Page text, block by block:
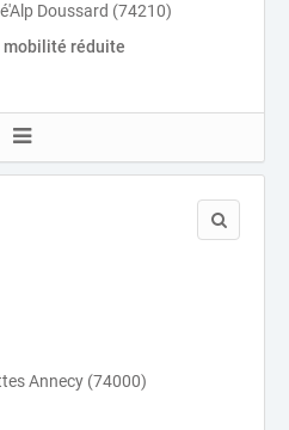
Doussard (74210)
mobilité réduite
Annecy (74000)